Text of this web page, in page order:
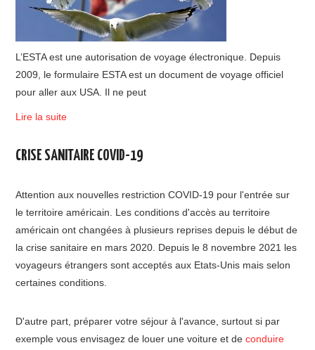
L’ESTA est une autorisation de voyage électronique. Depuis
2009, le formulaire ESTA est un document de voyage officiel
pour aller aux USA. Il ne peut
Lire la suite
CRISE SANITAIRE COVID-19
Attention aux nouvelles restriction COVID-19 pour l'entrée sur
le territoire américain. Les conditions d'accès au territoire
américain ont changées à plusieurs reprises depuis le début de
la crise sanitaire en mars 2020. Depuis le 8 novembre 2021 les
voyageurs étrangers sont acceptés aux Etats-Unis mais selon
certaines conditions.
D'autre part, préparer votre séjour à l'avance, surtout si par
exemple vous envisagez de louer une voiture et deconduire